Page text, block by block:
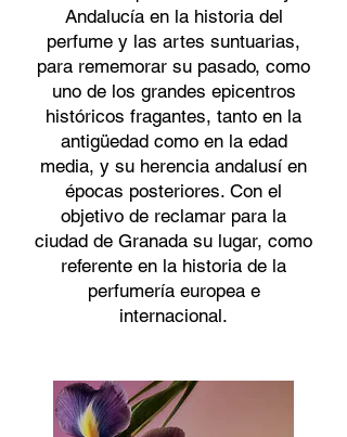
Andalucía en la historia del
perfume y las artes suntuarias,
para rememorar su pasado, como
uno de los grandes epicentros
históricos fragantes, tanto en la
antigüedad como en la edad
media, y su herencia andalusí en
épocas posteriores. Con el
objetivo de reclamar para la
ciudad de Granada su lugar, como
referente en la historia de la
perfumería europea e
internacional.